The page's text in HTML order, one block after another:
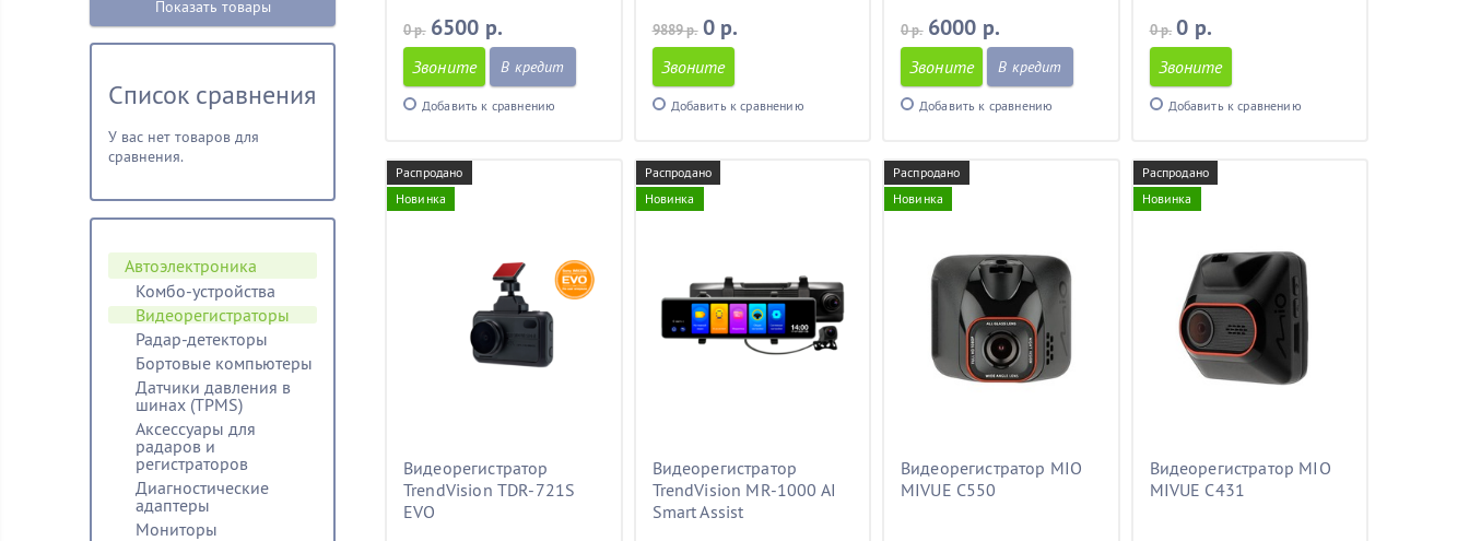
0 р. 6500 р.
Звоните В кредит
Добавить к сравнению
9889 р. 0 р.
Звоните
Добавить к сравнению
0 р. 6000 р.
Звоните В кредит
Добавить к сравнению
0 р. 0 р.
Звоните
Добавить к сравнению
Распродано
Новинка
Видеорегистратор
TrendVision TDR-721S
EVO
Распродано
Новинка
Видеорегистратор
TrendVision MR-1000 AI
Smart Assist
Распродано
Новинка
Видеорегистратор MIO
MIVUE C550
Распродано
Новинка
Видеорегистратор MIO
MIVUE C431
Показать товары
Список сравнения
У вас нет товаров для
сравнения.
Автоэлектроника
Комбо-устройства
Видеорегистраторы
Радар-детекторы
Бортовые компьютеры
Датчики давления в
шинах (TPMS)
Аксессуары для
радаров и
регистраторов
Диагностические
адаптеры
Мониторы